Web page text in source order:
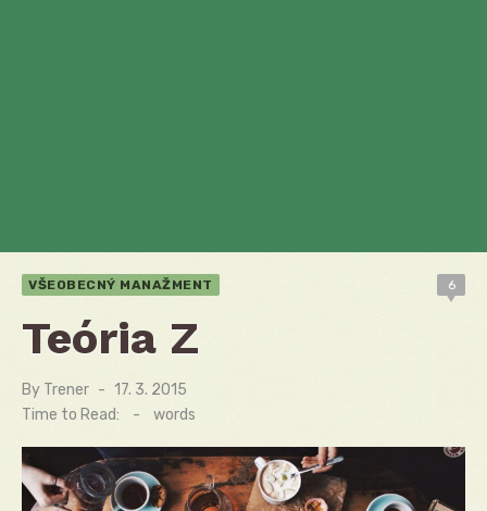
VŠEOBECNÝ MANAŽMENT 6
Teória Z
By Trener
Posted
on
17. 3. 2015
Time to Read:
- words